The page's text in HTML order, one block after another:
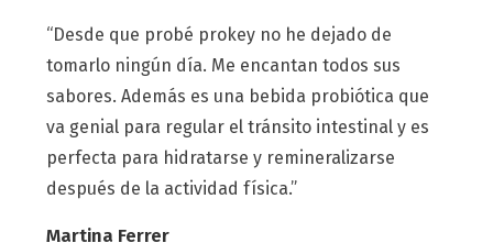
“Desde que probé prokey no he dejado de
tomarlo ningún día. Me encantan todos sus
sabores. Además es una bebida probiótica que
va genial para regular el tránsito intestinal y es
perfecta para hidratarse y remineralizarse
después de la actividad física.”
Martina Ferrer